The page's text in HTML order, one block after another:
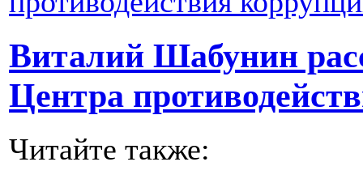
Виталий Шабунин
Центра
Читайте также: